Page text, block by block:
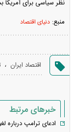
نظر سیاسی برای آمریکا
منبع: دنیای اقتصاد
اقتصاد ایران ،
خبرهای مرتبط
ادعای ترامپ درباره